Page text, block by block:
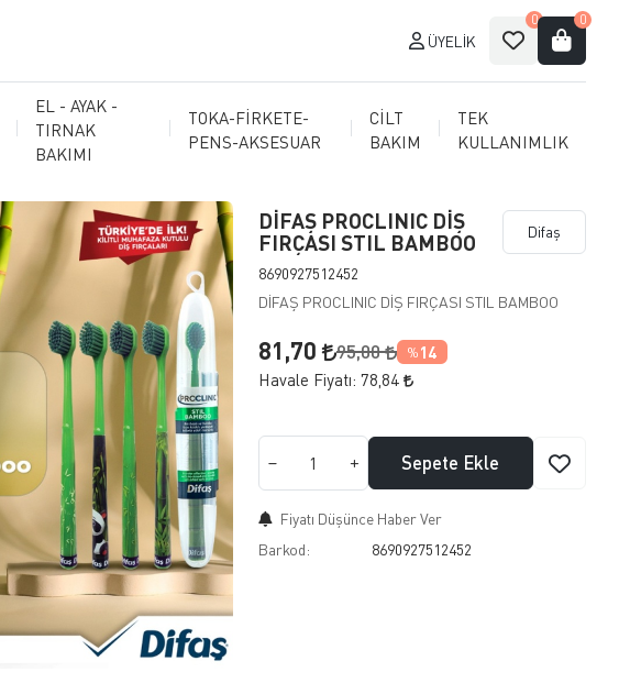
ÜYELIK
0 0
EL - AYAK -
TIRNAK
BAKIMI
TOKA-FİRKETE-
PENS-AKSESUAR
CİLT
BAKIM
TEK
KULLANIMLIK
DİFAŞ PROCLINIC DİŞ
FIRÇASI STIL BAMBOO
8690927512452
Difaş
DİFAŞ PROCLINIC DİŞ FIRÇASI STIL BAMBOO
81,70 95,00 % 14
Havale Fiyatı: 78,84
Sepete Ekle
Fiyatı Düşünce Haber Ver
Barkod:
8690927512452